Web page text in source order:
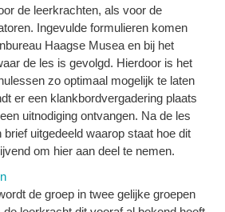
de leerkrachten, als voor de
Ingevulde formulieren komen
Haagse Musea en bij het
de les is gevolgd. Hierdoor is het
zo optimaal mogelijk te laten
er een klankbordvergadering plaats
uitnodiging ontvangen. Na de les
uitgedeeld waarop staat hoe dit
om hier aan deel te nemen.
de groep in twee gelijke groepen